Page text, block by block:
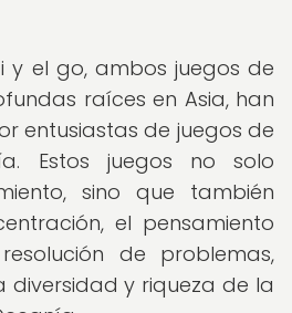
y el go, ambos juegos de
raíces en Asia, han
entusiastas de juegos de
Estos juegos no solo
sino que también
el pensamiento
de problemas,
diversidad y riqueza de la